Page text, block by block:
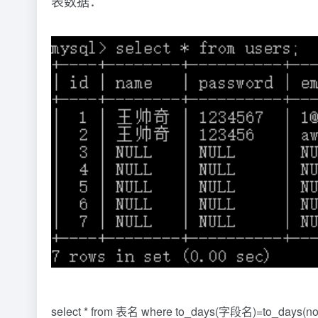
select * from 表名 where to_days(字段名